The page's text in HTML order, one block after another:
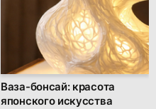
Ваза-бонсай: красота
японского искусства